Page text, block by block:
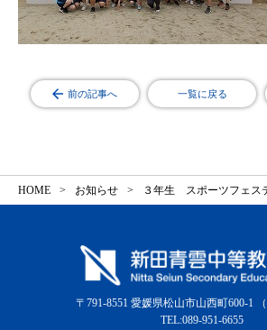
前の記事へ 一覧に戻る
HOME お知らせ ３年生 スポーツフェス
〒791-8551 愛媛県松山市山西町600-1
TEL:089-951-6655